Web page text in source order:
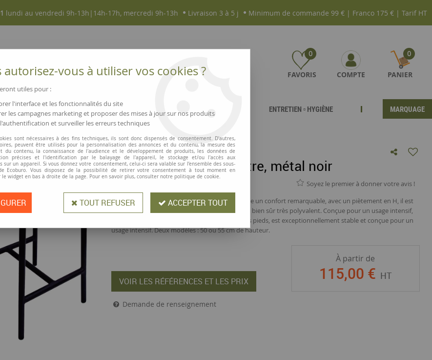
lundi au vendredi 9h-13h|14h-17h, mercredi 9h-13h Livraison 3 à 5 j Minimum de commande 99 € | Franco 175 € | Tarif HT
0
FAVORIS COMPTE
0
PANIER
NOUVEAUTÉS MAGASINS ▫ COMMERCES ENTRETIEN ▫ HYGIÈNE MARQUAGE
Tabouret assise en hêtre, métal noir
Soyez le premier à donner votre avis !
Ce tabouret robuste et peu encombrant propose un confort remarquable, avec un piètement en H, il est
spécialement conçu pour les écoles, mais il reste bien sûr très polyvalent. Conçue pour un usage intensif,
sa structure tubulaire en acier, renforcée par des pieds, est exceptionnellement stable et conçue pour un
usage intensif. Deux modèles : 50 ou 55 cm de hauteur.
VOIR LES RÉFÉRENCES ET LES PRIX
À partir de
115,00 € HT
Demande de renseignement
autorisez-vous à utiliser vos cookies ?
utiles pour :
l'interface et les fonctionnalités du site
les campagnes marketing et proposer des mises à jour sur nos produits
et surveiller les erreurs techniques
sont nécessaires à des fins techniques, ils sont donc dispensés de consentement. D'autres,
peuvent être utilisés pour la personnalisation des annonces et du contenu, la mesure des
du contenu, la connaissance de l'audience et le développement de produits, les données de
précises et l'identification par le balayage de l'appareil, le stockage et/ou l'accès aux
sur un appareil. Si vous donnez votre consentement, celui-ci sera valable sur l’ensemble des sous-
Ecoburo. Vous disposez de la possibilité de retirer votre consentement à tout moment en
widget en bas à droite de la page. Pour en savoir plus, consulter notre politique de cookie.
TOUT REFUSER ACCEPTER TOUT